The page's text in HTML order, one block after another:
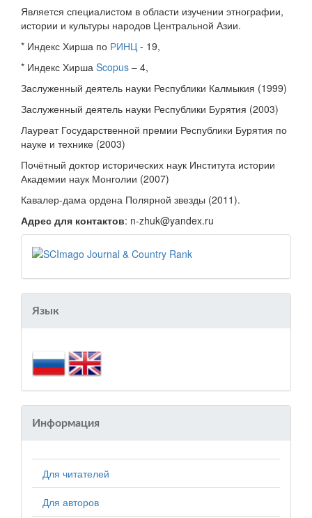
Является специалистом в области изучении этнографии,
истории и культуры народов Центральной Азии.
* Индекс Хирша по РИНЦ - 19,
* Индекс Хирша Scopus – 4,
Заслуженный деятель науки Республики Калмыкия (1999)
Заслуженный деятель науки Республики Бурятия (2003)
Лауреат Государственной премии Республики Бурятия по
науке и технике (2003)
Почётный доктор исторических наук Института истории
Академии наук Монголии (2007)
Кавалер-дама ордена Полярной звезды (2011).
Адрес для контактов: n-zhuk@yandex.ru
Язык
Информация
Для читателей
Для авторов